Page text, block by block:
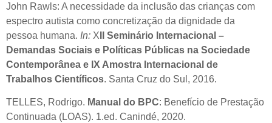
John Rawls: A necessidade da inclusão das crianças com
espectro autista como concretização da dignidade da
pessoa humana. In: X II Seminário Internacional –
Demandas Sociais e Políticas Públicas na Sociedade
Contemporânea e IX Amostra Internacional de
Trabalhos Científicos. Santa Cruz do Sul, 2016.
TELLES, Rodrigo. Manual do BPC: Benefício de Prestação
Continuada (LOAS). 1.ed. Canindé, 2020.